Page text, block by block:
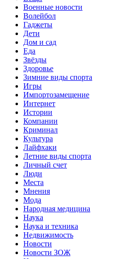
Военные новости
Волейбол
Гаджеты
Дети
Дом и сад
Еда
Звёзды
Здоровье
Зимние виды спорта
Игры
Импортозамещение
Интернет
Истории
Компании
Криминал
Культура
Лайфхаки
Летние виды спорта
Личный счет
Люди
Места
Мнения
Мода
Народная медицина
Наука
Наука и техника
Недвижимость
Новости
Новости ЗОЖ